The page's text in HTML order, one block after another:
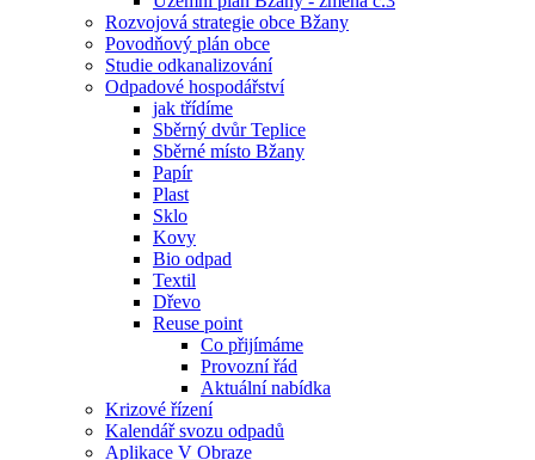
Rozvojová strategie obce Bžany
Povodňový plán obce
Studie odkanalizování
Odpadové hospodářství
jak třídíme
Sběrný dvůr Teplice
Sběrné místo Bžany
Papír
Plast
Sklo
Kovy
Bio odpad
Textil
Dřevo
Reuse point
Co přijímáme
Provozní řád
Aktuální nabídka
Krizové řízení
Kalendář svozu odpadů
Aplikace V Obraze